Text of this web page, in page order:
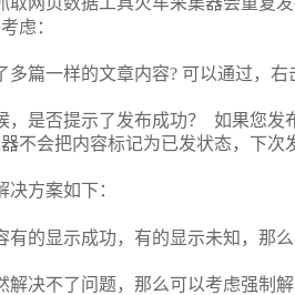
虑：
多篇一样的文章内容? 可以通过，右
，是否提示了发布成功？ 如果您发
不会把内容标记为已发状态，下
方案如下：
有的显示成功，有的显示未知，那
解决不了问题，那么可以考虑强制